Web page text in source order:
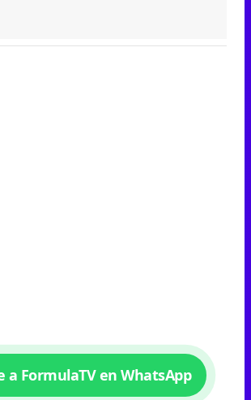
a FormulaTV en WhatsApp